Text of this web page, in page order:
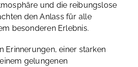
und die reibungslose
den Anlass für alle
besonderen Erlebnis.
Erinnerungen, einer starken
gelungenen